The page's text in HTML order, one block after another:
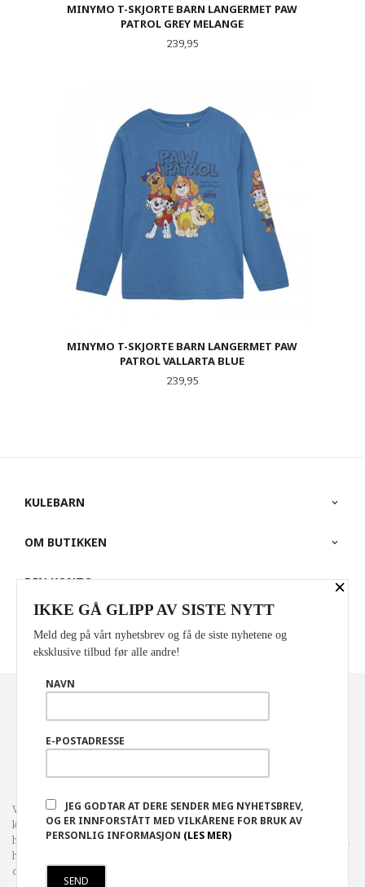
MINYMO T-SKJORTE BARN LANGERMET PAW
PATROL GREY MELANGE
Pris
239,95
MINYMO T-SKJORTE BARN LANGERMET PAW
PATROL VALLARTA BLUE
Pris
239,95
KULEBARN
OM BUTIKKEN
DIN KONTO
FRAKT KJØPSBETINGELSER
Vår nettbutikk bruker cookies slik at du får en bedre
kjøpsopplevelse og vi kan yte deg bedre service. Vi bruker cookies
hovedsaklig til å lagre innloggingsdetaljer og huske hva du har puttet i
handlekurven din. Fortsett å bruke siden som normalt om du godtar
dette.
×
IKKE GÅ GLIPP AV SISTE NYTT
Meld deg på vårt nyhetsbrev og få de siste nyhetene og
eksklusive tilbud før alle andre!
NAVN
E-POSTADRESSE
JEG GODTAR AT DERE SENDER MEG NYHETSBREV,
OG ER INNFORSTÅTT MED VILKÅRENE FOR BRUK AV
PERSONLIG INFORMASJON (LES MER)